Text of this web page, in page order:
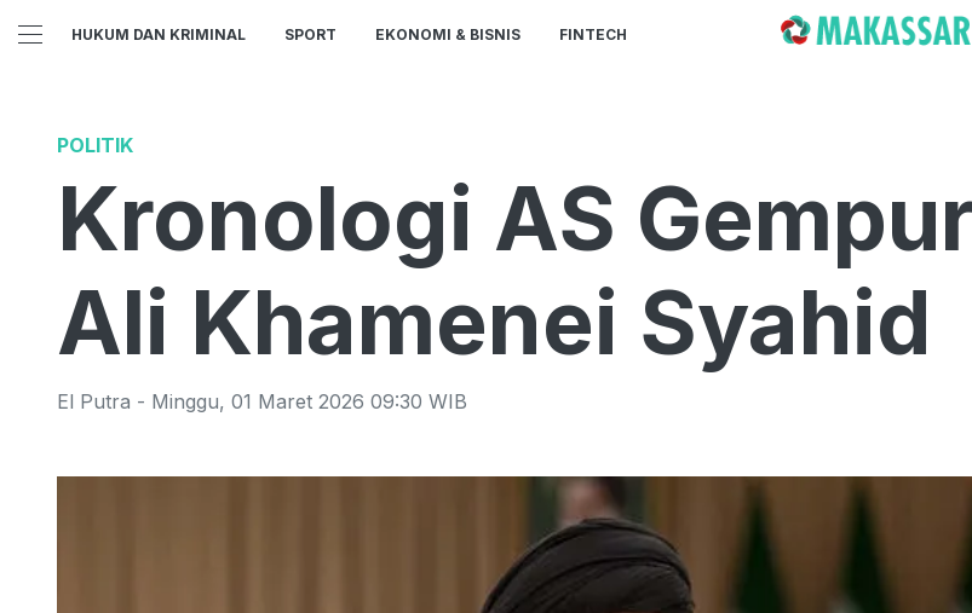
HUKUM DAN KRIMINAL SPORT EKONOMI & BISNIS FINTECH
POLITIK
Kronologi AS
Ali Khamenei Syahid
El Putra - Minggu, 01 Maret 2026 09:30 WIB